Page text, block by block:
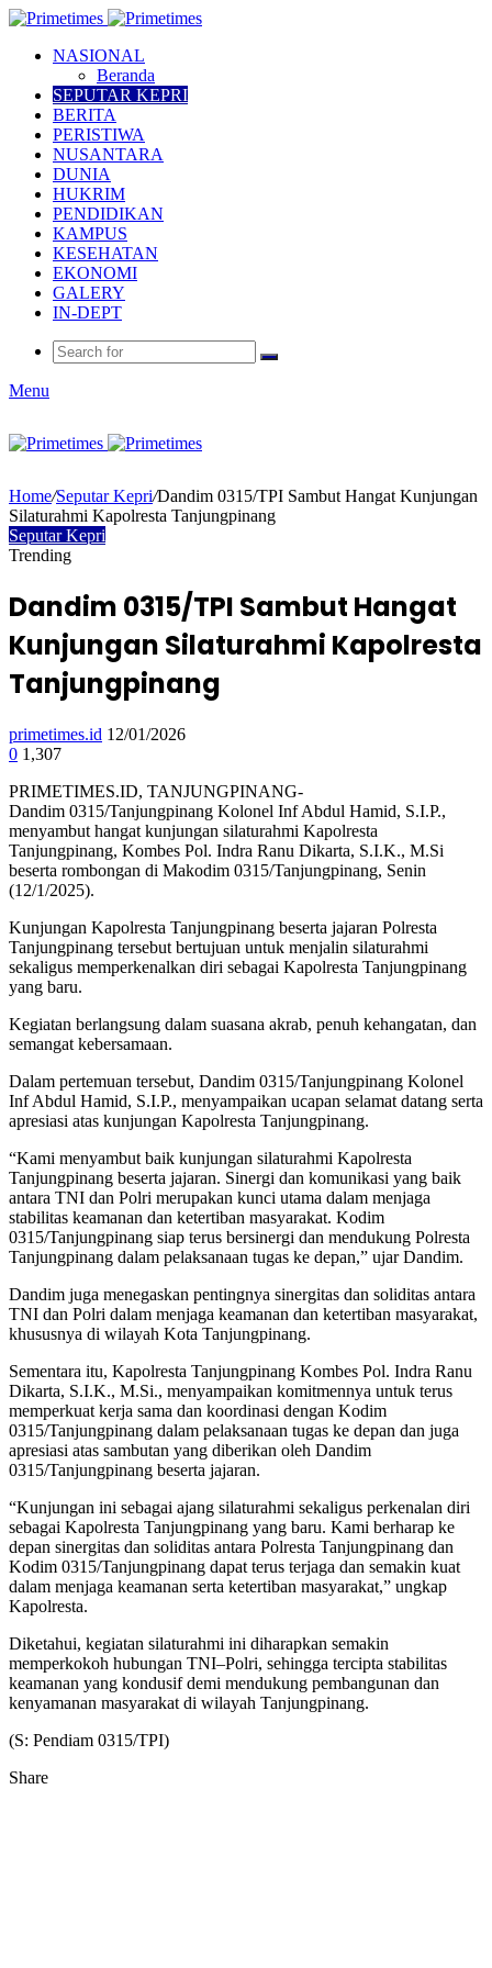
NASIONAL
Beranda
SEPUTAR KEPRI
BERITA
PERISTIWA
NUSANTARA
DUNIA
HUKRIM
PENDIDIKAN
KAMPUS
KESEHATAN
EKONOMI
GALERY
IN-DEPT
Menu
Home/Seputar Kepri/Dandim 0315/TPI Sambut Hangat Kunjungan
Silaturahmi Kapolresta Tanjungpinang
Seputar Kepri
Trending
Dandim 0315/TPI Sambut Hangat
Kunjungan Silaturahmi Kapolresta
Tanjungpinang
primetimes.id 12/01/2026
0 1,307
PRIMETIMES.ID, TANJUNGPINANG-
Dandim 0315/Tanjungpinang Kolonel Inf Abdul Hamid, S.I.P.,
menyambut hangat kunjungan silaturahmi Kapolresta
Tanjungpinang, Kombes Pol. Indra Ranu Dikarta, S.I.K., M.Si
beserta rombongan di Makodim 0315/Tanjungpinang, Senin
(12/1/2025).
Kunjungan Kapolresta Tanjungpinang beserta jajaran Polresta
Tanjungpinang tersebut bertujuan untuk menjalin silaturahmi
sekaligus memperkenalkan diri sebagai Kapolresta Tanjungpinang
yang baru.
Kegiatan berlangsung dalam suasana akrab, penuh kehangatan, dan
semangat kebersamaan.
Dalam pertemuan tersebut, Dandim 0315/Tanjungpinang Kolonel
Inf Abdul Hamid, S.I.P., menyampaikan ucapan selamat datang serta
apresiasi atas kunjungan Kapolresta Tanjungpinang.
“Kami menyambut baik kunjungan silaturahmi Kapolresta
Tanjungpinang beserta jajaran. Sinergi dan komunikasi yang baik
antara TNI dan Polri merupakan kunci utama dalam menjaga
stabilitas keamanan dan ketertiban masyarakat. Kodim
0315/Tanjungpinang siap terus bersinergi dan mendukung Polresta
Tanjungpinang dalam pelaksanaan tugas ke depan,” ujar Dandim.
Dandim juga menegaskan pentingnya sinergitas dan soliditas antara
TNI dan Polri dalam menjaga keamanan dan ketertiban masyarakat,
khususnya di wilayah Kota Tanjungpinang.
Sementara itu, Kapolresta Tanjungpinang Kombes Pol. Indra Ranu
Dikarta, S.I.K., M.Si., menyampaikan komitmennya untuk terus
memperkuat kerja sama dan koordinasi dengan Kodim
0315/Tanjungpinang dalam pelaksanaan tugas ke depan dan juga
apresiasi atas sambutan yang diberikan oleh Dandim
0315/Tanjungpinang beserta jajaran.
“Kunjungan ini sebagai ajang silaturahmi sekaligus perkenalan diri
sebagai Kapolresta Tanjungpinang yang baru. Kami berharap ke
depan sinergitas dan soliditas antara Polresta Tanjungpinang dan
Kodim 0315/Tanjungpinang dapat terus terjaga dan semakin kuat
dalam menjaga keamanan serta ketertiban masyarakat,” ungkap
Kapolresta.
Diketahui, kegiatan silaturahmi ini diharapkan semakin
memperkokoh hubungan TNI–Polri, sehingga tercipta stabilitas
keamanan yang kondusif demi mendukung pembangunan dan
kenyamanan masyarakat di wilayah Tanjungpinang.
(S: Pendiam 0315/TPI)
Share